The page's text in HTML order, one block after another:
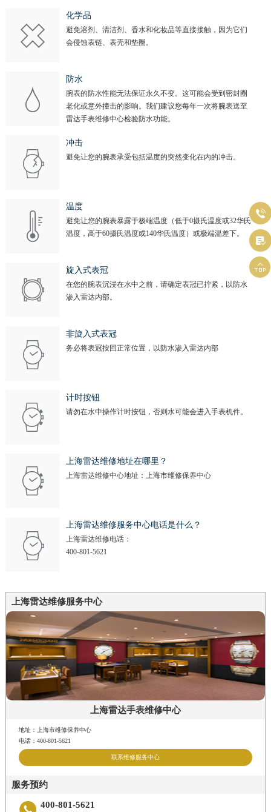
化学品
避免溶剂、清洁剂、香水和化妆品等直接接触，因为它们
会侵蚀表链、表壳和垫圈。
防水
腕表的防水性能无法保证永久不变。这可能会受到密封圈
老化或意外撞击的影响。我们建议您每年一次将腕表送至
雷达手表维修中心检验防水功能。
冲击
避免让您的腕表承受包括温度的突然变化在内的冲击。
温度
避免让您的腕表暴露于极端温度（低于0摄氏温度或32华氏
温度，高于60摄氏温度或140华氏温度）或极端温差下。
旋入式表冠
在您的腕表沉浸在水中之前，请确定表冠已拧紧，以防水
渗入雷达内部。
非旋入式表冠
务必将表冠按回正常位置，以防水渗入雷达内部
计时按钮
请勿在水中操作计时按钮，否则水可能会进入手表机件。
上海雷达维修地址在哪里？
上海雷达维修中心地址：上海市维修保养中心
上海雷达维修服务中心电话是什么？
上海雷达维修电话：
400-801-5621
上海雷达维修服务中心
上海雷达手表维修中心
地址：上海市维修保养中心
电话：400-801-5621
联系维修服务中心
服务预约
400-801-5621



立即预约
预约时间有变无需取消，可随时重新预约